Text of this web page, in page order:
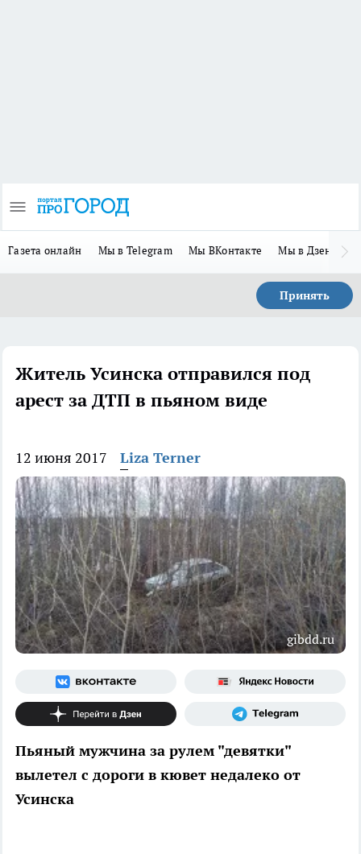
Газета онлайн Мы в Telegram Мы ВКонтакте Мы в Дзене
Принять
Житель Усинска отправился под
арест за ДТП в пьяном виде
12 июня 2017 Liza Terner
gibdd.ru
Пьяный мужчина за рулем "девятки"
вылетел с дороги в кювет недалеко от
Усинска